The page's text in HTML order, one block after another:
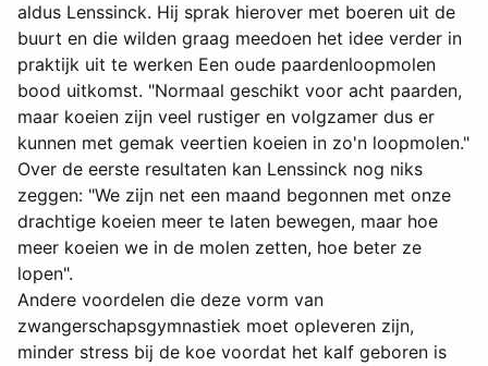
aldus Lenssinck. Hij sprak hierover met boeren uit de
buurt en die wilden graag meedoen het idee verder in
praktijk uit te werken Een oude paardenloopmolen
bood uitkomst. "Normaal geschikt voor acht paarden,
maar koeien zijn veel rustiger en volgzamer dus er
kunnen met gemak veertien koeien in zo'n loopmolen."
Over de eerste resultaten kan Lenssinck nog niks
zeggen: "We zijn net een maand begonnen met onze
drachtige koeien meer te laten bewegen, maar hoe
meer koeien we in de molen zetten, hoe beter ze
lopen".
Andere voordelen die deze vorm van
zwangerschapsgymnastiek moet opleveren zijn,
minder stress bij de koe voordat het kalf geboren is